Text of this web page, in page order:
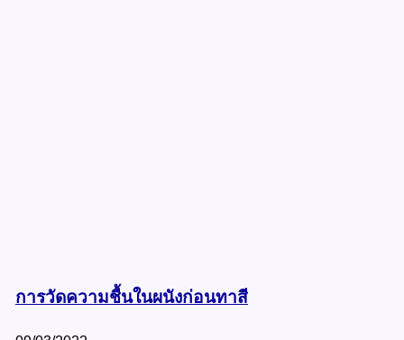
การวัดความชื้นในผนังก่อนทาสี